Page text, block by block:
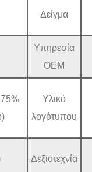
Δείγμα
Υπηρεσία
OEM
Υλικό
λογότυπου
Δεξιοτεχνία